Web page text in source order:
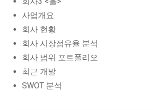
사업개요
회사 현황
회사 시장점유율 분석
회사 범위 포트폴리오
최근 개발
SWOT 분석